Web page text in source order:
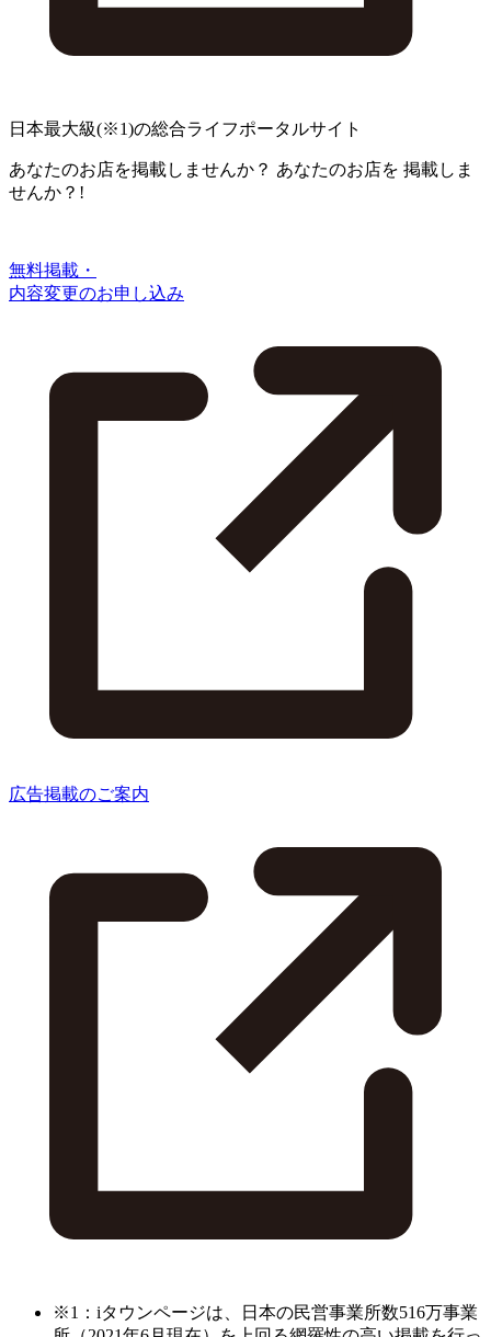
日本最大級(※1)の総合ライフポータルサイト
あなたのお店を掲載しませんか？ あなたのお店を 掲載しま
せんか？!
無料掲載・
内容変更のお申し込み
広告掲載のご案内
※1：iタウンページは、日本の民営事業所数516万事業